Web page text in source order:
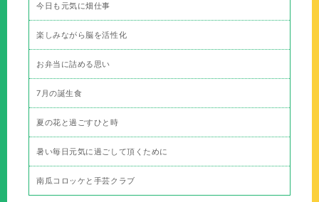
今日も元気に畑仕事
楽しみながら脳を活性化
お弁当に詰める思い
7月の誕生食
夏の花と過ごすひと時
暑い毎日元気に過ごして頂くために
南瓜コロッケと手芸クラブ